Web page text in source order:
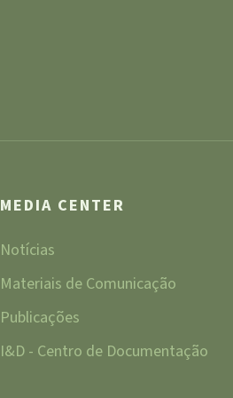
MEDIA CENTER
Notícias
Materiais de Comunicação
Publicações
I&D - Centro de Documentação